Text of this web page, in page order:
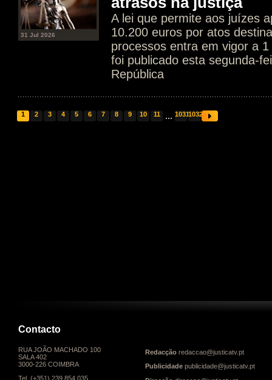
31 Jul 2026
A lei que permite aos juízes
10.200 euros por atos
processos entra em vigor a
foi publicado esta segunda-
República
1 2 3 4 5 6 7 8 9 10 11 ... 10311032
Contacto
RUA JOÃO MACHADO 100
SALA 402
3000-226 COIMBRA
Tel. (+351) 239 854 035
Redacção redaccao@justicatv.pt
Publicidade publicidade@justicatv.pt